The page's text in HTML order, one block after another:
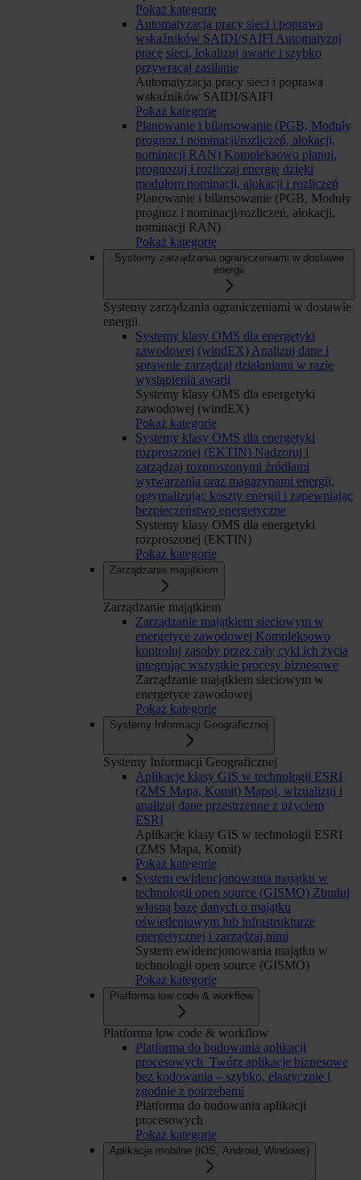
Pokaż kategorię
Automatyzacja pracy sieci i poprawa
wskaźników SAIDI/SAIFI Automatyzuj
pracę sieci, lokalizuj awarie i szybko
przywracaj zasilanie
Automatyzacja pracy sieci i poprawa
wskaźników SAIDI/SAIFI
Pokaż kategorię
Planowanie i bilansowanie (PGB, Moduły
prognoz i nominacji/rozliczeń, alokacji,
nominacji RAN) Kompleksowo planuj,
prognozuj i rozliczaj energię dzięki
modułom nominacji, alokacji i rozliczeń
Planowanie i bilansowanie (PGB, Moduły
prognoz i nominacji/rozliczeń, alokacji,
nominacji RAN)
Pokaż kategorię
Systemy zarządzania ograniczeniami w dostawie
energii
Systemy zarządzania ograniczeniami w dostawie
energii
Systemy klasy OMS dla energetyki
zawodowej (windEX) Analizuj dane i
sprawnie zarządzaj działaniami w razie
wystąpienia awarii
Systemy klasy OMS dla energetyki
zawodowej (windEX)
Pokaż kategorię
Systemy klasy OMS dla energetyki
rozproszonej (EKTIN) Nadzoruj i
zarządzaj rozproszonymi źródłami
wytwarzania oraz magazynami energii,
optymalizując koszty energii i zapewniając
bezpieczeństwo energetyczne
Systemy klasy OMS dla energetyki
rozproszonej (EKTIN)
Pokaż kategorię
Zarządzanie majątkiem
Zarządzanie majątkiem
Zarządzanie majątkiem sieciowym w
energetyce zawodowej Kompleksowo
kontroluj zasoby przez cały cykl ich życia
integrując wszystkie procesy biznesowe
Zarządzanie majątkiem sieciowym w
energetyce zawodowej
Pokaż kategorię
Systemy Informacji Geograficznej
Systemy Informacji Geograficznej
Aplikacje klasy GIS w technologii ESRI
(ZMS Mapa, Komit) Mapuj, wizualizuj i
analizuj dane przestrzenne z użyciem
ESRI
Aplikacje klasy GIS w technologii ESRI
(ZMS Mapa, Komit)
Pokaż kategorię
System ewidencjonowania majątku w
technologii open source (GISMO) Zbuduj
własną bazę danych o majątku
oświetleniowym lub infrastrukturze
energetycznej i zarządzaj nimi
System ewidencjonowania majątku w
technologii open source (GISMO)
Pokaż kategorię
Platforma low code & workflow
Platforma low code & workflow
Platforma do budowania aplikacji
procesowych Twórz aplikacje biznesowe
bez kodowania – szybko, elastycznie i
zgodnie z potrzebami
Platforma do budowania aplikacji
procesowych
Pokaż kategorię
Aplikacje mobilne (iOS, Android, Windows)